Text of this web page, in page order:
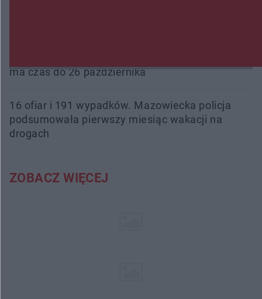
ma czas do 26 października
16 ofiar i 191 wypadków. Mazowiecka policja
podsumowała pierwszy miesiąc wakacji na
drogach
ZOBACZ WIĘCEJ